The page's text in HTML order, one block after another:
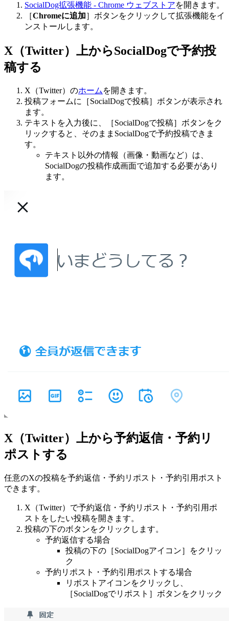
SocialDog拡張機能 - Chrome ウェブストアを開きます。
［Chromeに追加］ボタンをクリックして拡張機能をイ
ンストールします。
X（Twitter）上からSocialDogで予約投
稿する
X（Twitter）のホーム を開きます。
投稿フォームに［SocialDogで投稿］ボタンが表示され
ます。
テキストを入力後に、［SocialDogで投稿］ボタンをク
リックすると、そのままSocialDogで予約投稿できま
す。
テキスト以外の情報（画像・動画など）は、
SocialDogの投稿作成画面で追加する必要があり
ます。
X（Twitter）上から予約返信・予約リ
ポストする
任意のXの投稿を予約返信・予約リポスト・予約引用ポスト
できます。
X（Twitter）で予約返信・予約リポスト・予約引用ポ
ストをしたい投稿を開きます。
投稿の下のボタンをクリックします。
予約返信する場合
投稿の下の［SocialDogアイコン］をクリッ
ク
予約リポスト・予約引用ポストする場合
リポストアイコンをクリックし、
［SocialDogでリポスト］ボタンをクリック